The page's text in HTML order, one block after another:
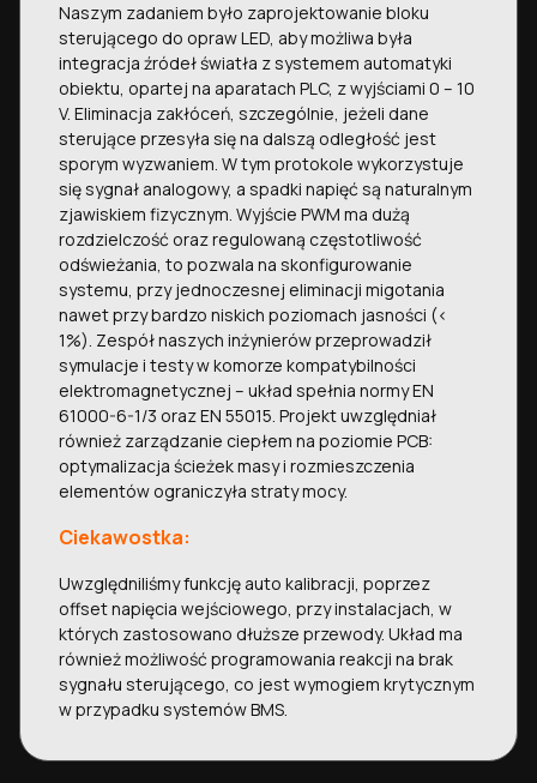
Naszym zadaniem było zaprojektowanie bloku
sterującego do opraw LED, aby możliwa była
integracja źródeł światła z systemem automatyki
obiektu, opartej na aparatach PLC, z wyjściami 0 – 10
V. Eliminacja zakłóceń, szczególnie, jeżeli dane
sterujące przesyła się na dalszą odległość jest
sporym wyzwaniem. W tym protokole wykorzystuje
się sygnał analogowy, a spadki napięć są naturalnym
zjawiskiem fizycznym. Wyjście PWM ma dużą
rozdzielczość oraz regulowaną częstotliwość
odświeżania, to pozwala na skonfigurowanie
systemu, przy jednoczesnej eliminacji migotania
nawet przy bardzo niskich poziomach jasności (<
1%). Zespół naszych inżynierów przeprowadził
symulacje i testy w komorze kompatybilności
elektromagnetycznej – układ spełnia normy EN
61000-6-1/3 oraz EN 55015. Projekt uwzględniał
również zarządzanie ciepłem na poziomie PCB:
optymalizacja ścieżek masy i rozmieszczenia
elementów ograniczyła straty mocy.
Ciekawostka:
Uwzględniliśmy funkcję auto kalibracji, poprzez
offset napięcia wejściowego, przy instalacjach, w
których zastosowano dłuższe przewody. Układ ma
również możliwość programowania reakcji na brak
sygnału sterującego, co jest wymogiem krytycznym
w przypadku systemów BMS.